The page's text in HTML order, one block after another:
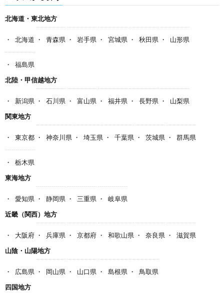
北海道・東北地方
北海道 青森県 岩手県 宮城県 秋田県 山形県
福島県
北陸・甲信越地方
新潟県 石川県 富山県 福井県 長野県
山梨県
関東地方
東京都 神奈川県 埼玉県 千葉県 茨城県 群馬県
栃木県
東海地方
愛知県 静岡県 三重県
岐阜県
近畿（関西）地方
大阪府 兵庫県 京都府 和歌山県 奈良県
滋賀県
山陰・山陽地方
広島県 岡山県 山口県 島根県
鳥取県
四国地方